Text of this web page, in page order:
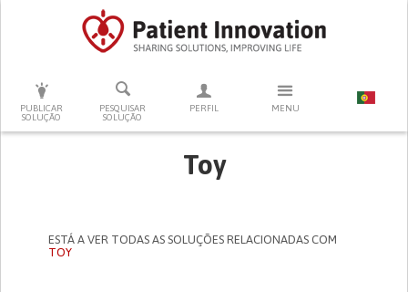
PUBLICAR
SOLUÇÃO
PESQUISAR
SOLUÇÃO
PERFIL MENU
PRESSIONE ENTER PARA PESQUISAR
Toy
ESTÁ A VER TODAS AS SOLUÇÕES RELACIONADAS COM
TOY